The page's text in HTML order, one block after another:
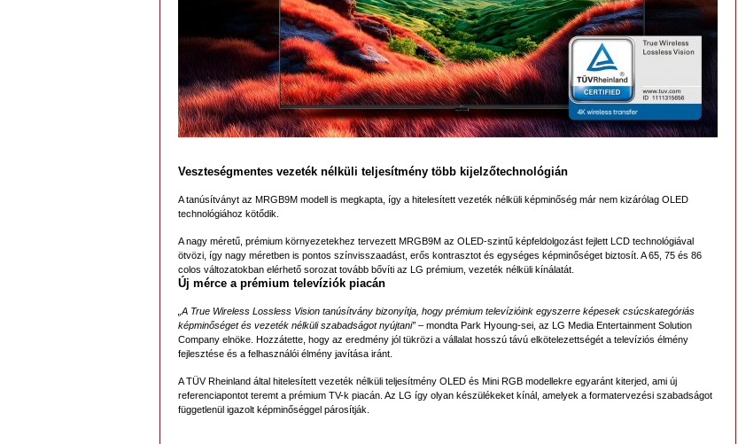
Veszteségmentes vezeték nélküli teljesítmény több kijelzőtechnológián
A tanúsítványt az MRGB9M modell is megkapta, így a hitelesített vezeték nélküli képminőség már nem kizárólag OLED
technológiához kötődik.
A nagy méretű, prémium környezetekhez tervezett MRGB9M az OLED-szintű képfeldolgozást fejlett LCD technológiával
ötvözi, így nagy méretben is pontos színvisszaadást, erős kontrasztot és egységes képminőséget biztosít. A 65, 75 és 86
colos változatokban elérhető sorozat tovább bővíti az LG prémium, vezeték nélküli kínálatát.
Új mérce a prémium televíziók piacán
„A True Wireless Lossless Vision tanúsítvány bizonyítja, hogy prémium televízióink egyszerre képesek csúcskategóriás
képminőséget és vezeték nélküli szabadságot nyújtani” – mondta Park Hyoung-sei, az LG Media Entertainment Solution
Company elnöke. Hozzátette, hogy az eredmény jól tükrözi a vállalat hosszú távú elkötelezettségét a televíziós élmény
fejlesztése és a felhasználói élmény javítása iránt.
A TÜV Rheinland által hitelesített vezeték nélküli teljesítmény OLED és Mini RGB modellekre egyaránt kiterjed, ami új
referenciapontot teremt a prémium TV-k piacán. Az LG így olyan készülékeket kínál, amelyek a formatervezési szabadságot
függetlenül igazolt képminőséggel párosítják.